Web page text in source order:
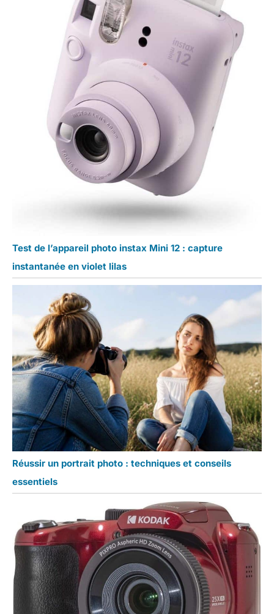
Test de l’appareil photo instax Mini 12 : capture
instantanée en violet lilas
Réussir un portrait photo : techniques et conseils
essentiels